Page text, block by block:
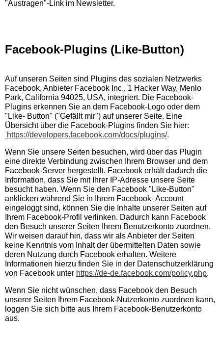
"Austragen"-Link im Newsletter.
Facebook-Plugins (Like-Button)
Auf unseren Seiten sind Plugins des sozialen Netzwerks
Facebook, Anbieter Facebook Inc., 1 Hacker Way, Menlo
Park, California 94025, USA, integriert. Die Facebook-
Plugins erkennen Sie an dem Facebook-Logo oder dem
"Like- Button" ("Gefällt mir") auf unserer Seite. Eine
Übersicht über die Facebook-Plugins finden Sie hier:
https://developers.facebook.com/docs/plugins/.
Wenn Sie unsere Seiten besuchen, wird über das Plugin
eine direkte Verbindung zwischen Ihrem Browser und dem
Facebook-Server hergestellt. Facebook erhält dadurch die
Information, dass Sie mit Ihrer IP-Adresse unsere Seite
besucht haben. Wenn Sie den Facebook "Like-Button"
anklicken während Sie in Ihrem Facebook- Account
eingeloggt sind, können Sie die Inhalte unserer Seiten auf
Ihrem Facebook-Profil verlinken. Dadurch kann Facebook
den Besuch unserer Seiten Ihrem Benutzerkonto zuordnen.
Wir weisen darauf hin, dass wir als Anbieter der Seiten
keine Kenntnis vom Inhalt der übermittelten Daten sowie
deren Nutzung durch Facebook erhalten. Weitere
Informationen hierzu finden Sie in der Datenschutzerklärung
von Facebook unter https://de-de.facebook.com/policy.php.
Wenn Sie nicht wünschen, dass Facebook den Besuch
unserer Seiten Ihrem Facebook-Nutzerkonto zuordnen kann,
loggen Sie sich bitte aus Ihrem Facebook-Benutzerkonto
aus.